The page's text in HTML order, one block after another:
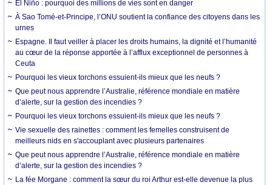
El Niño : pourquoi des millions de vies sont en danger
À Sao Tomé-et-Principe, l’ONU soutient la confiance des citoyens dans les
urnes
Espagne. Il faut veiller à placer les droits humains, la dignité et l’humanité
au cœur de la réponse apportée à l’afflux exceptionnel de personnes à
Ceuta
Pourquoi les vieux torchons essuient-ils mieux que les neufs ?
Que peut nous apprendre l’Australie, référence mondiale en matière
d’alerte, sur la gestion des incendies ?
Pourquoi les vieux torchons essuient-ils mieux que les neufs ?
Vie sexuelle des rainettes : comment les femelles construisent de
meilleurs nids en s'accouplant avec plusieurs partenaires
Que peut nous apprendre l’Australie, référence mondiale en matière
d’alerte, sur la gestion des incendies ?
La fée Morgane : comment la sœur du roi Arthur est-elle devenue la plus